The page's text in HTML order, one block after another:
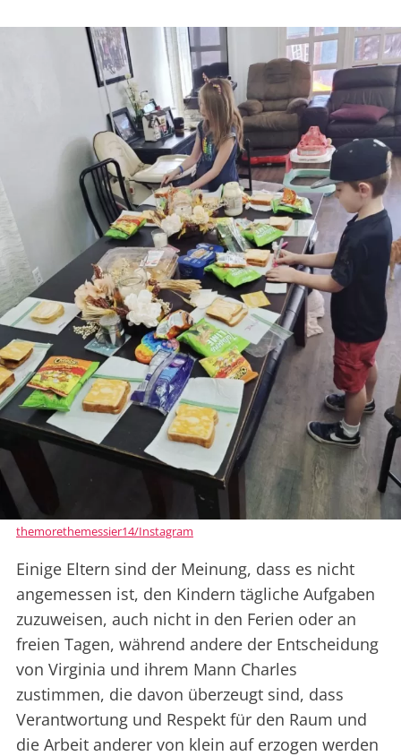
themorethemessier14/Instagram
Einige Eltern sind der Meinung, dass es nicht
angemessen ist, den Kindern tägliche Aufgaben
zuzuweisen, auch nicht in den Ferien oder an
freien Tagen, während andere der Entscheidung
von Virginia und ihrem Mann Charles
zustimmen, die davon überzeugt sind, dass
Verantwortung und Respekt für den Raum und
die Arbeit anderer von klein auf erzogen werden